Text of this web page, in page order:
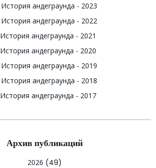
История андеграунда - 2023
История андеграунда - 2022
История андеграунда - 2021
История андеграунда - 2020
История андеграунда - 2019
История андеграунда - 2018
История андеграунда - 2017
Архив публикаций
2026 (49)